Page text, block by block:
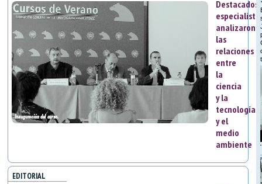
Destacados
analizaron
las
relaciones
entre
la
ciencia
y la
tecnología
y el
medio
ambiente
EDITORIAL